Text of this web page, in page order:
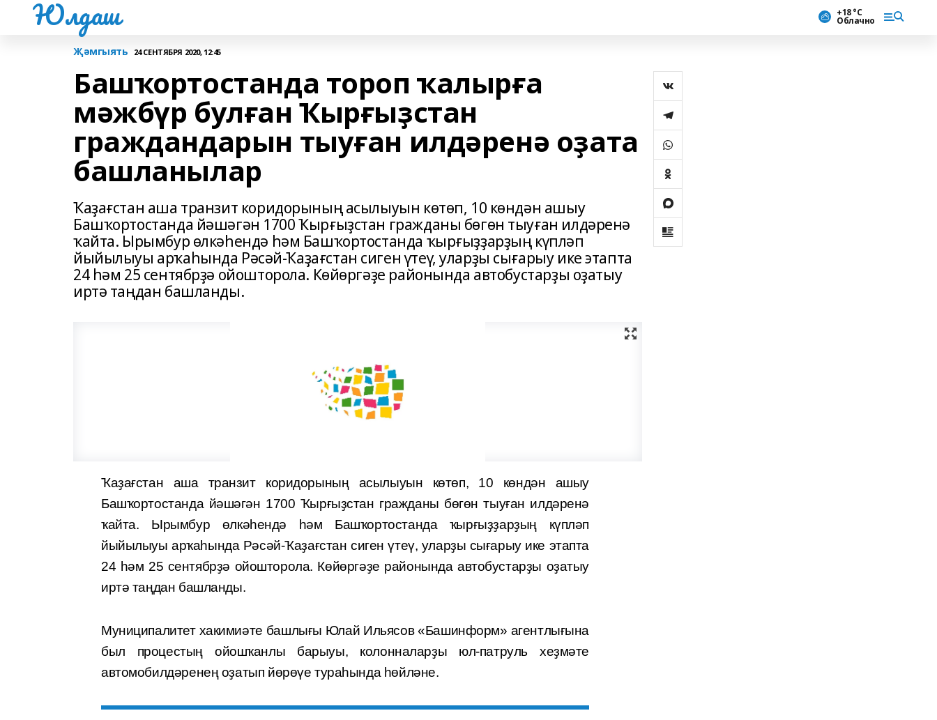
Юлдаш +18 °С
Облачно
Җәмгыять 24 СЕНТЯБРЯ 2020, 12:45
Башҡортостанда тороп ҡалырға
мәжбүр булған Ҡырғыҙстан
граждандарын тыуған илдәренә оҙата
башланылар
Ҡаҙағстан аша транзит коридорының асылыуын көтөп, 10 көндән ашыу
Башҡортостанда йәшәгән 1700 Ҡырғыҙстан гражданы бөгөн тыуған илдәренә
ҡайта. Ырымбур өлкәһендә һәм Башҡортостанда ҡырғыҙҙарҙың күпләп
йыйылыуы арҡаһында Рәсәй-Ҡаҙағстан сиген үтеү, уларҙы сығарыу ике этапта
24 һәм 25 сентябрҙә ойошторола. Көйөргәҙе районында автобустарҙы оҙатыу
иртә таңдан башланды.
Ҡаҙағстан аша транзит коридорының асылыуын көтөп, 10 көндән ашыу
Башҡортостанда йәшәгән 1700 Ҡырғыҙстан гражданы бөгөн тыуған илдәренә
ҡайта. Ырымбур өлкәһендә һәм Башҡортостанда ҡырғыҙҙарҙың күпләп
йыйылыуы арҡаһында Рәсәй-Ҡаҙағстан сиген үтеү, уларҙы сығарыу ике этапта
24 һәм 25 сентябрҙә ойошторола. Көйөргәҙе районында автобустарҙы оҙатыу
иртә таңдан башланды.
Муниципалитет хакимиәте башлығы Юлай Ильясов «Башинформ» агентлығына
был процестың ойошҡанлы барыуы, колонналарҙы юл-патруль хеҙмәте
автомобилдәренең оҙатып йөрөүе тураһында һөйләне.